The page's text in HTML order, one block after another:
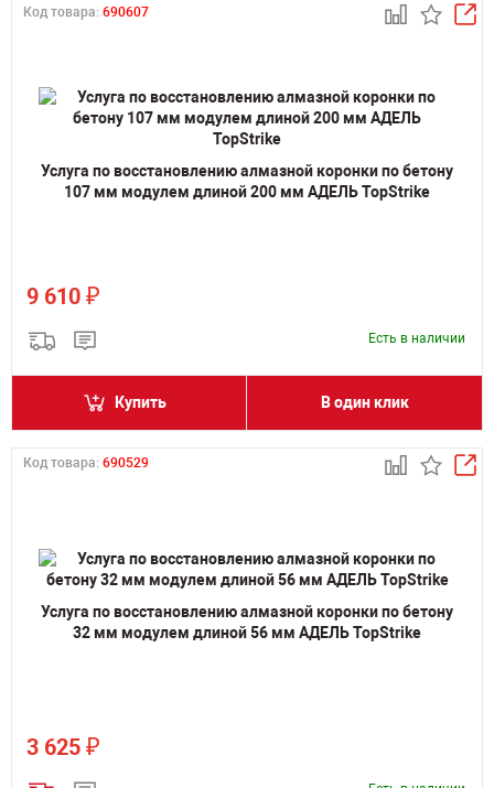
Код товара: 690607
Услуга по восстановлению алмазной коронки по бетону
107 мм модулем длиной 200 мм АДЕЛЬ TopStrike
9 610 ₽
Есть в наличии
Купить В один клик
Код товара: 690529
Услуга по восстановлению алмазной коронки по бетону
32 мм модулем длиной 56 мм АДЕЛЬ TopStrike
3 625 ₽